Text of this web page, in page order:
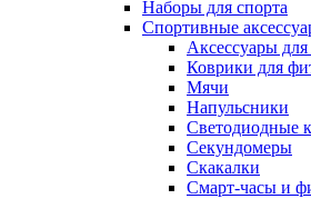
Наборы для спорта
Спортивные
Аксессуары
Коврики для
Мячи
Напульсники
Светодиодные
Секундомеры
Скакалки
Смарт-часы и